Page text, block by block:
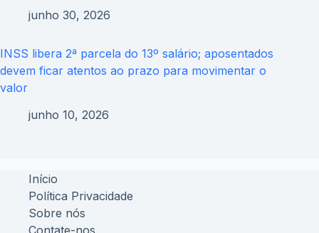
junho 30, 2026
INSS libera 2ª parcela do 13º salário; aposentados
devem ficar atentos ao prazo para movimentar o
valor
junho 10, 2026
Início
Política Privacidade
Sobre nós
Contate-nos